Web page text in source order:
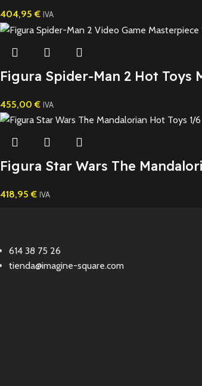
404,95€ IVA
Figura Spider-Man 2 Hot Toys
455,00€ IVA
Figura Star Wars The
418,95€ IVA
614 38 75 26
tienda@imagine-square.com